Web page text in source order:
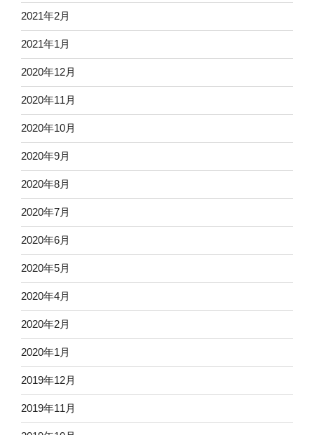
2021年2月
2021年1月
2020年12月
2020年11月
2020年10月
2020年9月
2020年8月
2020年7月
2020年6月
2020年5月
2020年4月
2020年2月
2020年1月
2019年12月
2019年11月